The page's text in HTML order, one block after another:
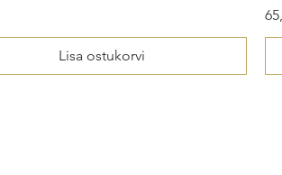
Lisa ostukorvi